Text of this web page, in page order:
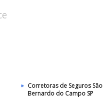
Corretoras de Seguros São
Bernardo do Campo SP